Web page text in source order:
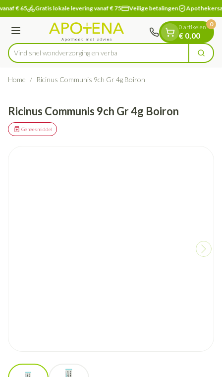
Ga naar de inhoud
1 van 1
€ 65 Gratis lokale levering vanaf € 75 Veilige betalingen
Menu
Product, merk, categorie...
Vind snel wondverzorging Zoek
0 artikelen
€ 0,00
0
Home / Ricinus Communis 9ch Gr 4g Boiron
Ricinus Communis 9ch Gr 4g Boiron
Geneesmiddel
View larger imageView larger image